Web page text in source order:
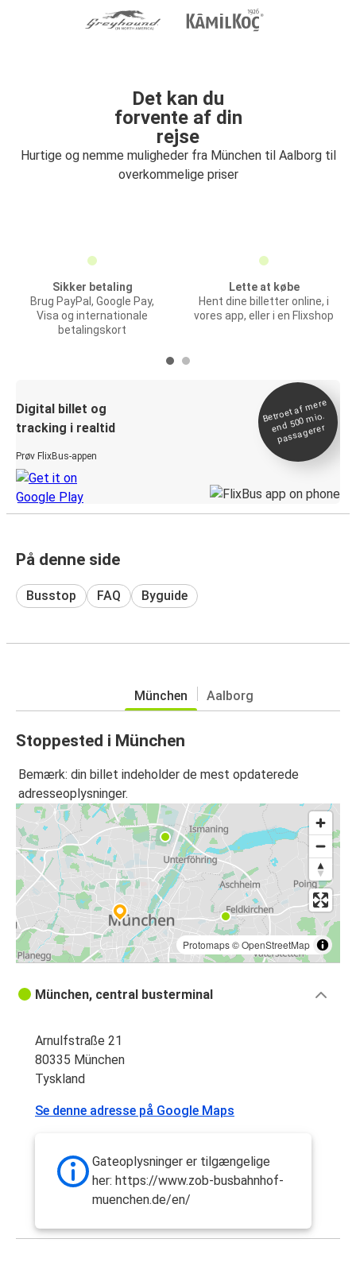
Det kan du
forvente af din
rejse
Hurtige og nemme muligheder fra München til Aalborg til
overkommelige priser
Sikker betaling
Brug PayPal, Google Pay,
Visa og internationale
betalingskort
Lette at købe
Hent dine billetter online, i
vores app, eller i en Flixshop
Digital billet og
tracking i realtid
Prøv FlixBus-appen
Betroet af
mere
end 500
mio.
passagerer
På denne side
Busstop FAQ Byguide
München Aalborg
Stoppested i München
Bemærk: din billet indeholder de mest opdaterede
adresseoplysninger.
Protomaps©OpenStreetMap
München, central busterminal
Arnulfstraße 21
80335 München
Tyskland
Se denne adresse på Google Maps
Gateoplysninger er tilgængelige
her: https://www.zob-busbahnhof-
muenchen.de/en/